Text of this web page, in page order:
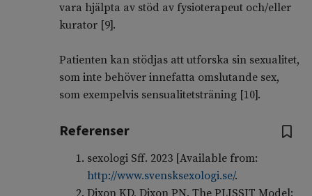
vara hjälpta av stöd av fysioterapeut och/eller
kurator [9].
Patienten kan stödjas att utforska sin sexualitet,
som inte behöver innefatta omslutande sex,
som exempelvis sensualitetsträning [10].
Referenser
sexologi Sff. 2023 [Available from:
http://www.svensksexologi.se/.